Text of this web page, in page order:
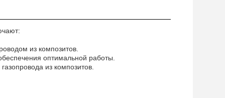
из композитов.
оптимальной работы.
из композитов.